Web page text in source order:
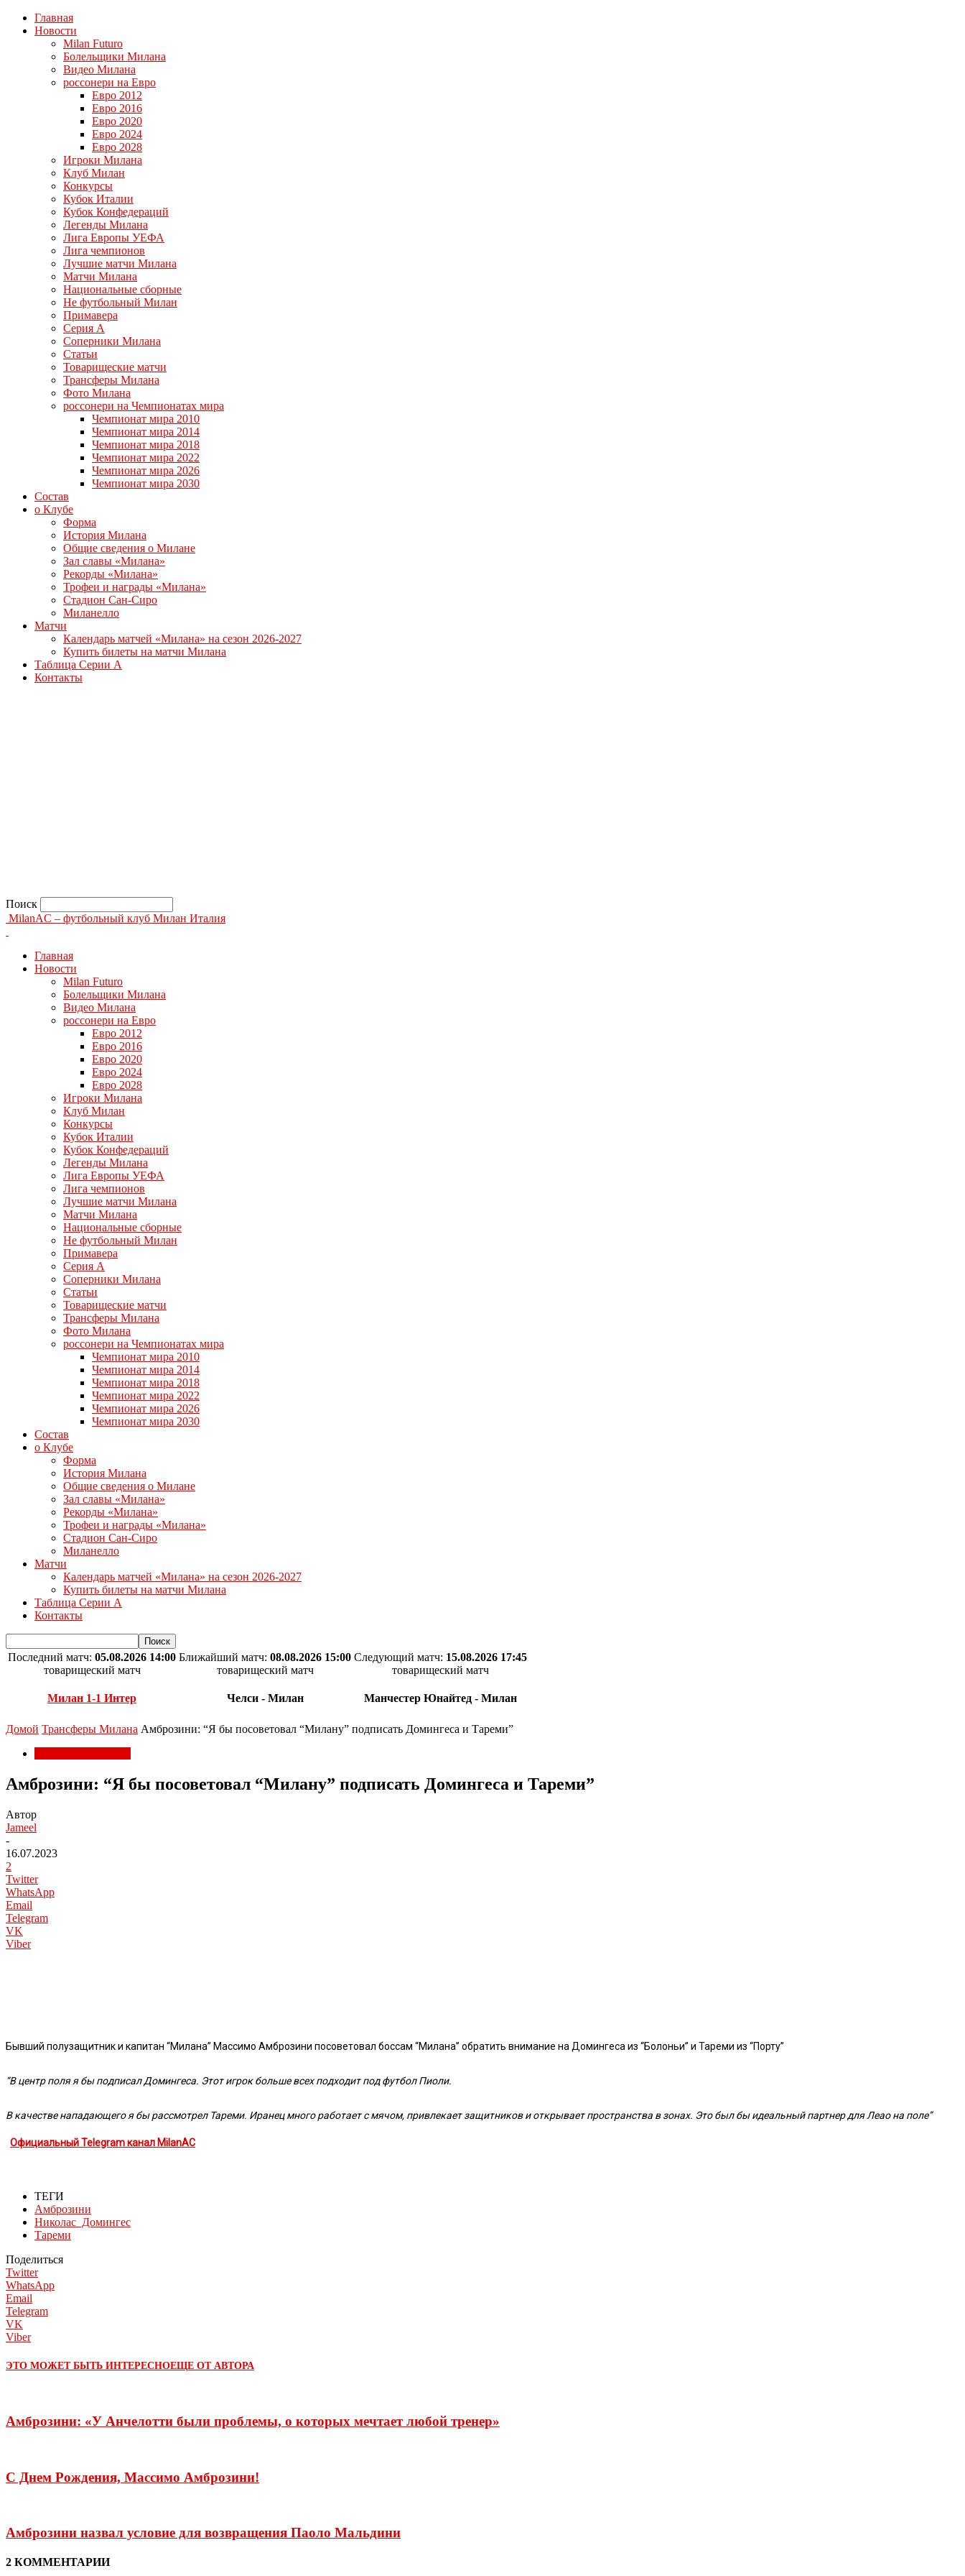
Главная
Новости
Milan Futuro
Болельщики Милана
Видео Милана
россонери на Евро
Евро 2012
Евро 2016
Евро 2020
Евро 2024
Евро 2028
Игроки Милана
Клуб Милан
Конкурсы
Кубок Италии
Кубок Конфедераций
Легенды Милана
Лига Европы УЕФА
Лига чемпионов
Лучшие матчи Милана
Матчи Милана
Национальные сборные
Не футбольный Милан
Примавера
Серия А
Соперники Милана
Статьи
Товарищеские матчи
Трансферы Милана
Фото Милана
россонери на Чемпионатах мира
Чемпионат мира 2010
Чемпионат мира 2014
Чемпионат мира 2018
Чемпионат мира 2022
Чемпионат мира 2026
Чемпионат мира 2030
Состав
о Клубе
Форма
История Милана
Общие сведения о Милане
Зал славы «Милана»
Рекорды «Милана»
Трофеи и награды «Милана»
Стадион Сан-Сиро
Миланелло
Матчи
Календарь матчей «Милана» на сезон 2026-2027
Купить билеты на матчи Милана
Таблица Серии А
Контакты
Поиск
MilanAC – футбольный клуб Милан Италия
Главная
Новости
Milan Futuro
Болельщики Милана
Видео Милана
россонери на Евро
Евро 2012
Евро 2016
Евро 2020
Евро 2024
Евро 2028
Игроки Милана
Клуб Милан
Конкурсы
Кубок Италии
Кубок Конфедераций
Легенды Милана
Лига Европы УЕФА
Лига чемпионов
Лучшие матчи Милана
Матчи Милана
Национальные сборные
Не футбольный Милан
Примавера
Серия А
Соперники Милана
Статьи
Товарищеские матчи
Трансферы Милана
Фото Милана
россонери на Чемпионатах мира
Чемпионат мира 2010
Чемпионат мира 2014
Чемпионат мира 2018
Чемпионат мира 2022
Чемпионат мира 2026
Чемпионат мира 2030
Состав
о Клубе
Форма
История Милана
Общие сведения о Милане
Зал славы «Милана»
Рекорды «Милана»
Трофеи и награды «Милана»
Стадион Сан-Сиро
Миланелло
Матчи
Календарь матчей «Милана» на сезон 2026-2027
Купить билеты на матчи Милана
Таблица Серии А
Контакты
Последний матч: 05.08.2026 14:00
товарищеский матч
Милан 1-1 Интер
Ближайший матч: 08.08.2026 15:00
товарищеский матч
Челси - Милан
Следующий матч: 15.08.2026 17:45
товарищеский матч
Манчестер Юнайтед - Милан
Домой Трансферы Милана Амброзини: “Я бы посоветовал “Милану” подписать Домингеса и Тареми”
Амброзини: “Я бы посоветовал “Милану” подписать Домингеса и Тареми”
Автор
Jameel
-
16.07.2023
2
Twitter
WhatsApp
Email
Telegram
VK
Viber
Бывший полузащитник и капитан “Милана” Массимо Амброзини посоветовал боссам “Милана” обратить внимание на Домингеса из “Болоньи” и Тареми из “Порту”
“В центр поля я бы подписал Домингеса. Этот игрок больше всех подходит под футбол Пиоли.
В качестве нападающего я бы рассмотрел Тареми. Иранец много работает с мячом, привлекает защитников и открывает пространства в зонах. Это был бы идеальный партнер для Леао на поле”
Официальный Telegram канал MilanAC
ТЕГИ
Амброзини
Николас Домингес
Тареми
Поделиться
Twitter
WhatsApp
Email
Telegram
VK
Viber
ЭТО МОЖЕТ БЫТЬ ИНТЕРЕСНОЕЩЕ ОТ АВТОРА
Амброзини: «У Анчелотти были проблемы, о которых мечтает любой тренер»
С Днем Рождения, Массимо Амброзини!
Амброзини назвал условие для возвращения Паоло Мальдини
2 КОММЕНТАРИИ